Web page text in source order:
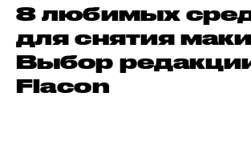
8 любимых
для снятия
Выбор
Flacon